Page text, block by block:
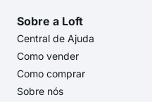
Sobre a Loft
Central de Ajuda
Como vender
Como comprar
Sobre nós